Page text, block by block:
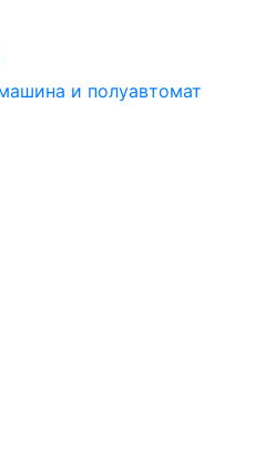
и полуавтомат